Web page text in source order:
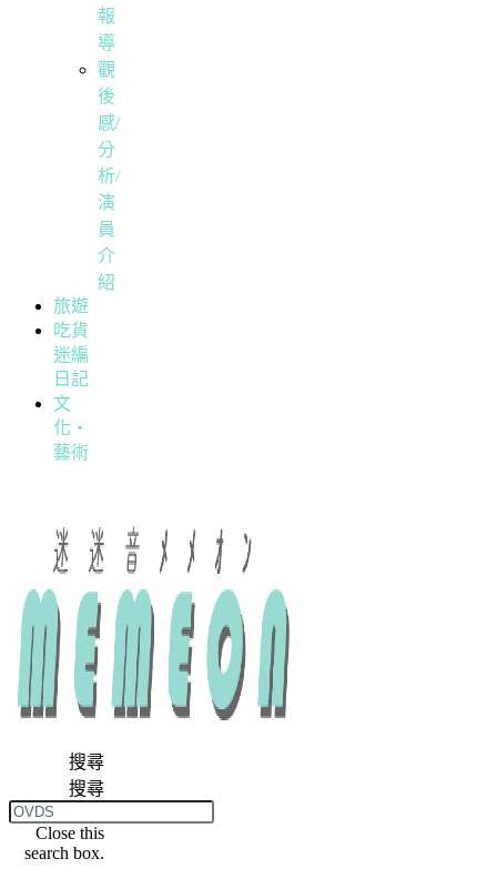
報
導
觀
後
感/
分
析/
演
員
介
紹
旅遊
吃貨
迷編
日記
文
化・
藝術
搜尋
搜尋
Close this
search box.